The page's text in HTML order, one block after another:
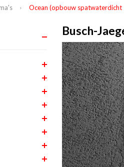
Ocean (opbouw spatwaterdicht
Busch-